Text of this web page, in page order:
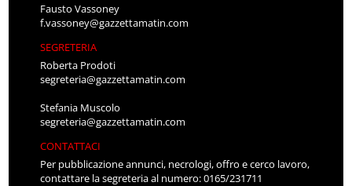
Fausto Vassoney
f.vassoney@gazzettamatin.com
SEGRETERIA
Roberta Prodoti
segreteria@gazzettamatin.com
Stefania Muscolo
segreteria@gazzettamatin.com
CONTATTACI
Per pubblicazione annunci, necrologi, offro e cerco lavoro,
contattare la segreteria al numero: 0165/231711